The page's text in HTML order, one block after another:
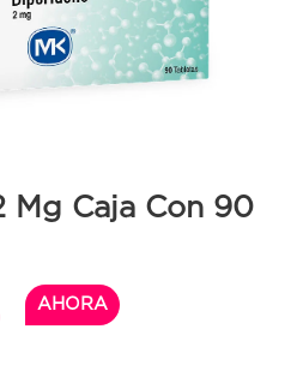
Mg Caja Con 90
AHORA